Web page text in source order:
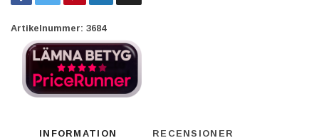
Artikelnummer: 3684
INFORMATION RECENSIONER